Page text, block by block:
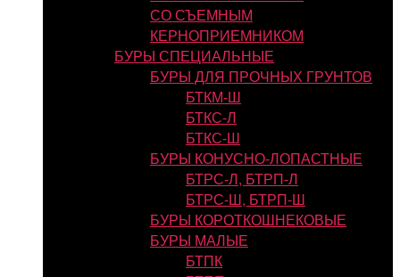
СО СЪЕМНЫМ
КЕРНОПРИЕМНИКОМ
БУРЫ СПЕЦИАЛЬНЫЕ
БУРЫ ДЛЯ ПРОЧНЫХ ГРУНТОВ
БТКМ-Ш
БТКС-Л
БТКС-Ш
БУРЫ КОНУСНО-ЛОПАСТНЫЕ
БТРС-Л, БТРП-Л
БТРС-Ш, БТРП-Ш
БУРЫ КОРОТКОШНЕКОВЫЕ
БУРЫ МАЛЫЕ
БТПК